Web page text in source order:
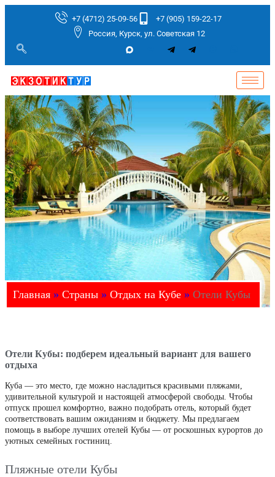
+7 (4712) 25-09-56
+7 (905) 159-22-17
Россия, Курск, ул. Советская 12
Главная » Страны » Отдых на Кубе » Отели Кубы
Отели Кубы: подберем идеальный вариант для вашего
отдыха
Куба — это место, где можно насладиться красивыми пляжами,
удивительной культурой и настоящей атмосферой свободы. Чтобы
отпуск прошел комфортно, важно подобрать отель, который будет
соответствовать вашим ожиданиям и бюджету. Мы предлагаем
помощь в выборе лучших отелей Кубы — от роскошных курортов до
уютных семейных гостиниц.
Пляжные отели Кубы